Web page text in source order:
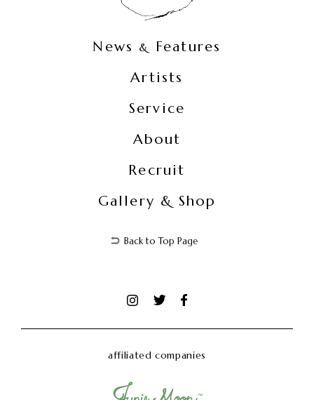
News &
Features
Artists
Service
About
Recruit
Gallery & Shop
Back to Top Page
affiliated companies